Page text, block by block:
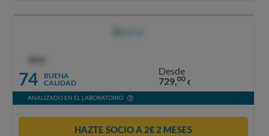
74
BUENA
CALIDAD
Desde
729,00 €
ANALIZADO EN EL LABORATORIO
HAZTE SOCIO A 2€ 2 MESES